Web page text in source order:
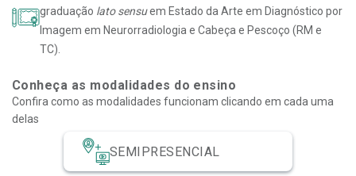
graduação lato sensuem Estado da Arte em Diagnóstico por
Imagem em Neurorradiologia e Cabeça e Pescoço (RM e
TC).
Conheça as modalidades do ensino
SEMIPRESENCIAL
Confira como as modalidades funcionam clicando em cada uma
delas